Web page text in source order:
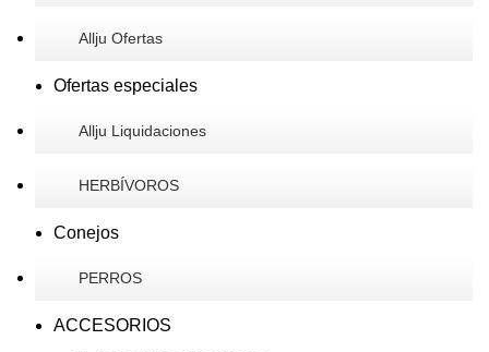
Allju Ofertas
Ofertas especiales
Allju Liquidaciones
HERBÍVOROS
Conejos
PERROS
ACCESORIOS